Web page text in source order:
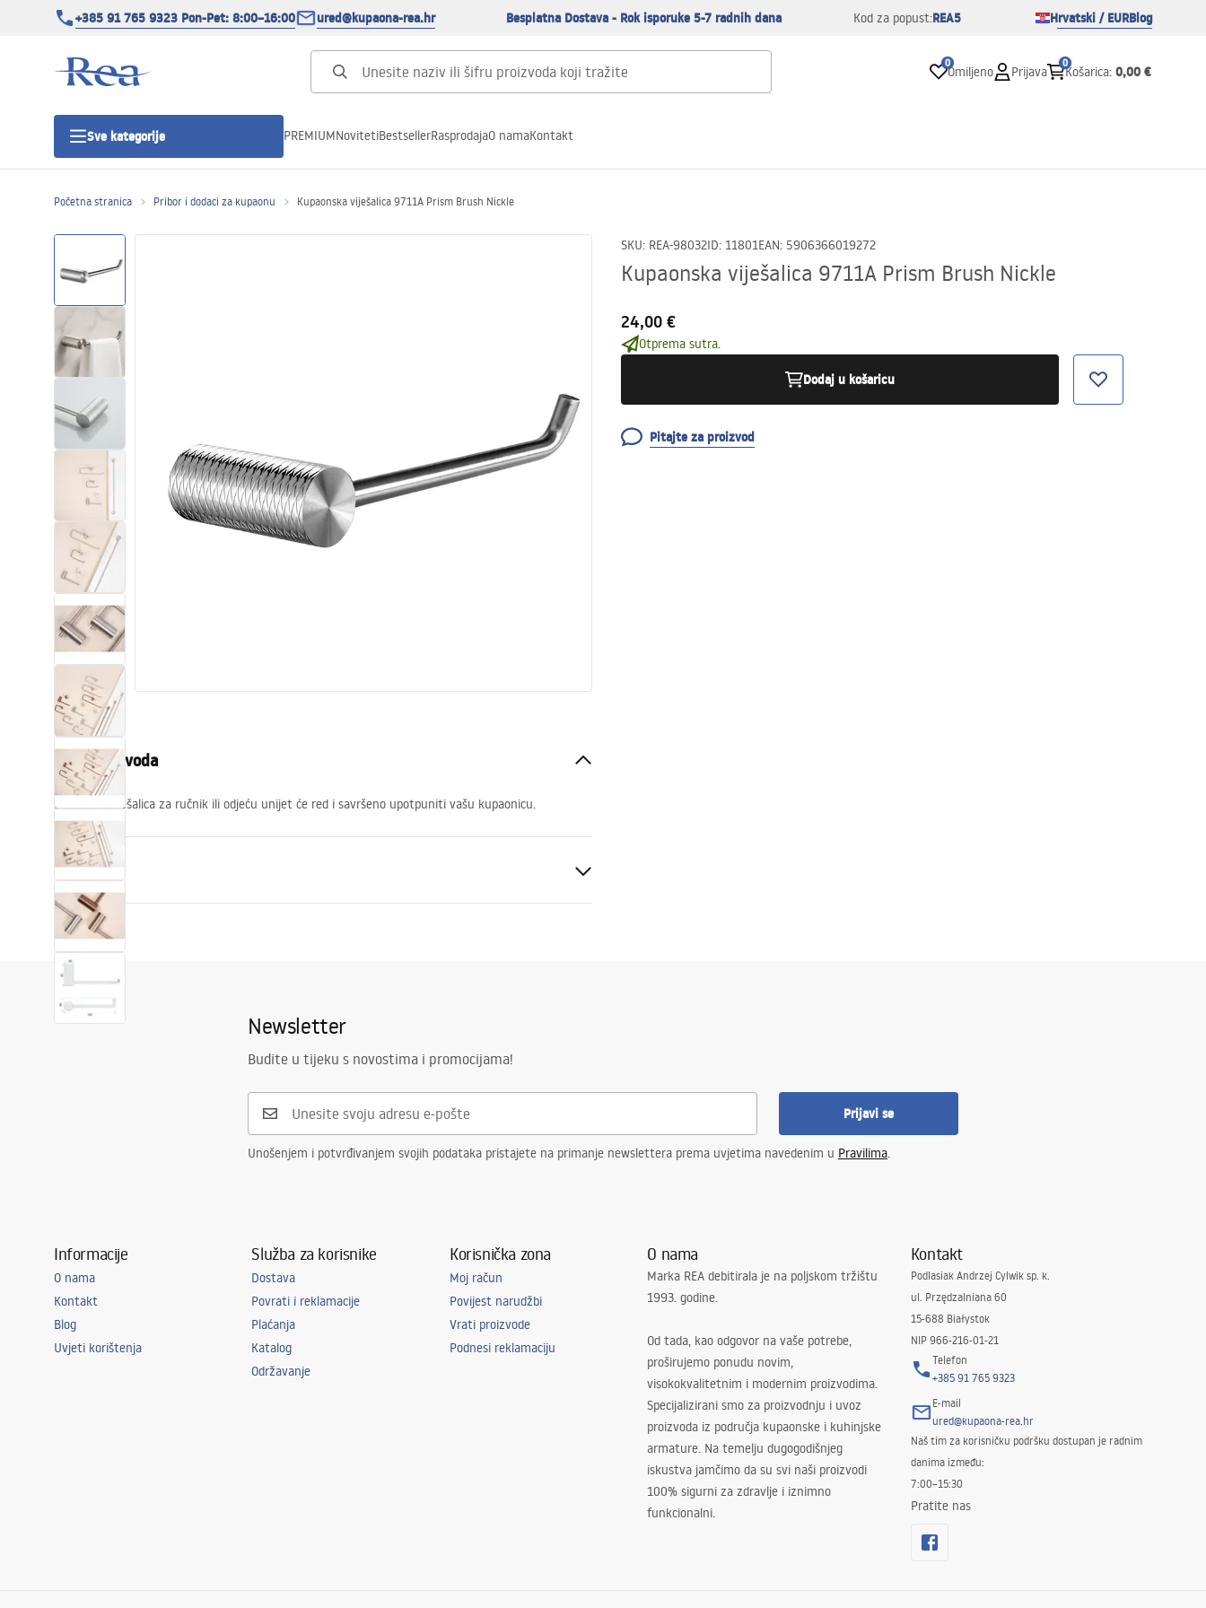
+385 91 765 9323 Pon-Pet: 8:00–16:00 ured@kupaona-rea.hr Besplatna Dostava - Rok isporuke 5-7 radnih dana Kod za popust:REA5 Hrvatski / EURBlog
0
Omiljeno Prijava
0
Košarica: 0,00 €
Sve kategorije
Tuš vrata
Tuš Kanalice
WC školjke
Kade i paravani
Miješalice, pipe, slavine
Tuševi
Kuhinja
Pribor i kupaonski namještaj
PREMIUMNovitetiBestsellerRasprodajaO namaKontakt
Početna stranica Pribor i dodaci za kupaonu Kupaonska viješalica 9711A Prism Brush Nickle
SKU: REA-98032ID: 11801EAN: 5906366019272
Kupaonska viješalica 9711A Prism Brush Nickle
24,00 €
Otprema sutra.
Dodaj u košaricu
Pitajte za proizvod
Opis proizvoda
Elegantna vješalica za ručnik ili odjeću unijet će red i savršeno upotpuniti vašu kupaonicu.
Svojstva
Boja
Širina
30
65mm
Prism
24 mjeseca
Newsletter
Budite u tijeku s novostima i promocijama!
Prijavi se
Unošenjem i potvrđivanjem svojih podataka pristajete na primanje newslettera prema uvjetima navedenim u Pravilima.
Informacije
O nama
Kontakt
Blog
Uvjeti korištenja
Služba za korisnike
Dostava
Povrati i reklamacije
Plaćanja
Katalog
Održavanje
Korisnička zona
Moj račun
Povijest narudžbi
Vrati proizvode
Podnesi reklamaciju
O nama
Marka REA debitirala je na poljskom tržištu
1993. godine.
Od tada, kao odgovor na vaše potrebe,
proširujemo ponudu novim,
visokokvalitetnim i modernim proizvodima.
Specijalizirani smo za proizvodnju i uvoz
proizvoda iz područja kupaonske i kuhinjske
armature. Na temelju dugogodišnjeg
iskustva jamčimo da su svi naši proizvodi
100% sigurni za zdravlje i iznimno
funkcionalni.
Kontakt
Podlasiak Andrzej Cylwik sp. k.
ul. Przędzalniana 60
15-688 Białystok
NIP 966-216-01-21
Telefon
+385 91 765 9323
E-mail
ured@kupaona-rea.hr
Naš tim za korisničku podršku dostupan je radnim
danima između:
7:00–15:30
Pratite nas